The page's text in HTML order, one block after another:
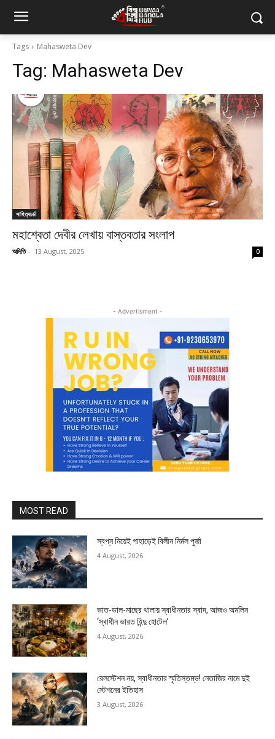
Tags Mahasweta Dev
Tag: Mahasweta Dev
সাহিত্যচর্চা
মহাশ্বেতা দেবীর লেখায় বাস্তবতার সংলাপ
অদিতি - 13 August, 2025 0
- Advertisment -
MOST READ
স্বপ্ন নিয়েই পাহাড়েই বিলীন নির্মল পুর্জা
4 August, 2026
ভাত-ডাল-মাছের থালায় স্বাধীনতার স্বাদ, আজও অমলিন
‘স্বাধীন ভারত হিন্দু হোটেল’
4 August, 2026
রেলস্টেশন নয়, স্বাধীনতার স্মৃতিস্তম্ভ! নেতাজির নামে দুই
স্টেশনের ইতিহাস
3 August, 2026